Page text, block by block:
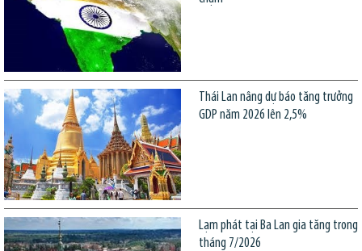
Thái Lan nâng dự báo tăng trưởng
GDP năm 2026 lên 2,5%
Lạm phát tại Ba Lan gia tăng trong
tháng 7/2026